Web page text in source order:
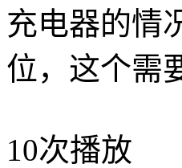
充电器的情
位，这个需
10次播放